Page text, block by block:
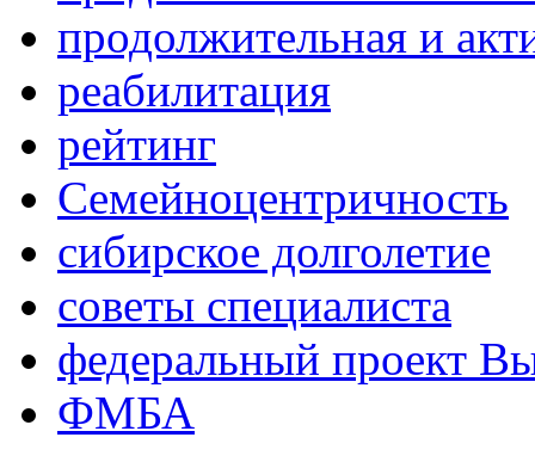
продолжительная и
реабилитация
рейтинг
Семейноцентричность
сибирское долголетие
советы специалиста
федеральный проект
ФМБА